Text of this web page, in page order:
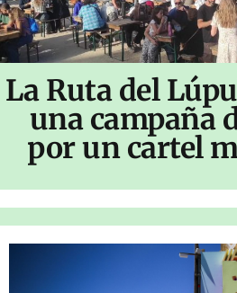
La Ruta del
una campaña
por un cartel